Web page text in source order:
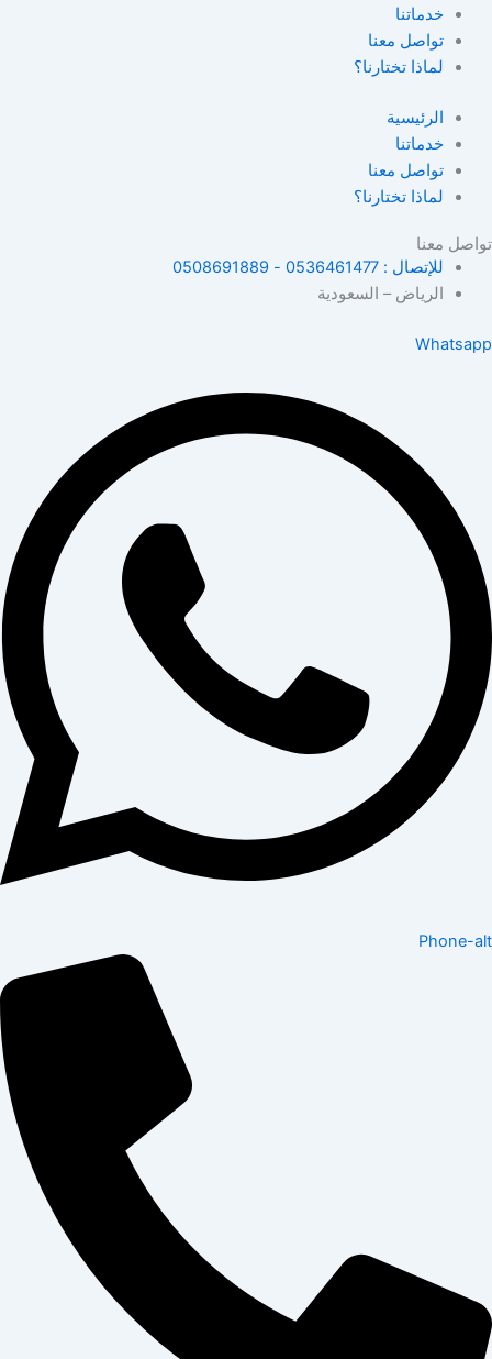
خدماتنا
تواصل معنا
لماذا تختارنا؟
الرئيسية
خدماتنا
تواصل معنا
لماذا تختارنا؟
تواصل معنا
للإتصال : 0536461477 - 0508691889
الرياض – السعودية
Whatsapp
Phone-alt